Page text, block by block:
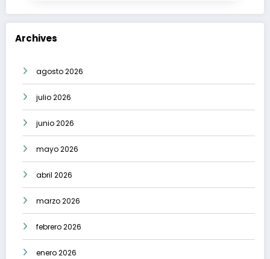
Archives
agosto 2026
julio 2026
junio 2026
mayo 2026
abril 2026
marzo 2026
febrero 2026
enero 2026